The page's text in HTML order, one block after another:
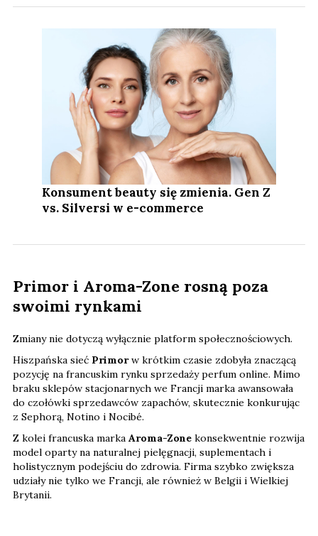
Konsument beauty się zmienia. Gen Z
vs. Silversi w e-commerce
Primor i Aroma-Zone rosną poza
swoimi rynkami
Zmiany nie dotyczą wyłącznie platform społecznościowych.
Hiszpańska sieć Primorw krótkim czasie zdobyła znaczącą
pozycję na francuskim rynku sprzedaży perfum online. Mimo
braku sklepów stacjonarnych we Francji marka awansowała
do czołówki sprzedawców zapachów, skutecznie konkurując
z Sephorą, Notino i Nocibé.
Z kolei francuska marka Aroma-Zone konsekwentnie rozwija
model oparty na naturalnej pielęgnacji, suplementach i
holistycznym podejściu do zdrowia. Firma szybko zwiększa
udziały nie tylko we Francji, ale również w Belgii i Wielkiej
Brytanii.